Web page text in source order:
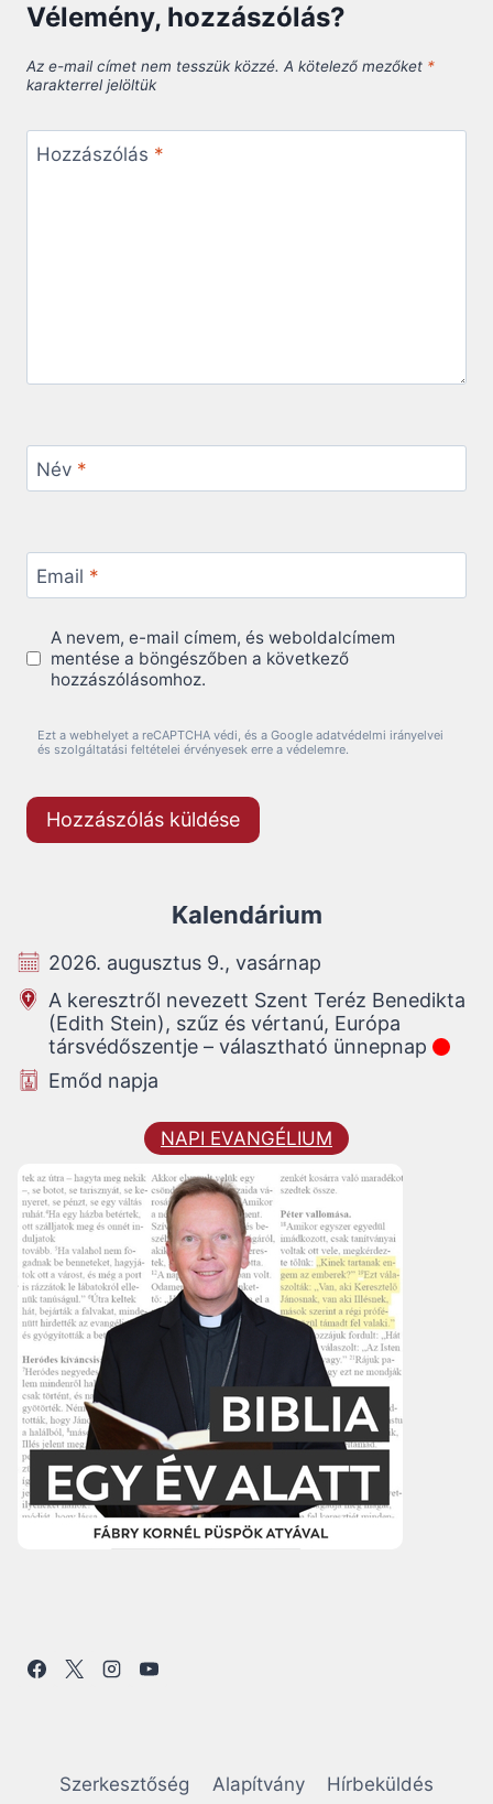
Vélemény, hozzászólás?
Az e-mail címet nem tesszük közzé. A kötelező mezőket *
karakterrel jelöltük
Hozzászólás *
Név *
Email *
A nevem, e-mail címem, és weboldalcímem
mentése a böngészőben a következő
hozzászólásomhoz.
Ezt a webhelyet a reCAPTCHA védi, és a Google adatvédelmi irányelvei
és szolgáltatási feltételei érvényesek erre a védelemre.
Kalendárium
2026. augusztus 9., vasárnap
A keresztről nevezett Szent Teréz Benedikta
(Edith Stein), szűz és vértanú, Európa
társvédőszentje – választható ünnepnap
Emőd napja
NAPI EVANGÉLIUM
Szerkesztőség Alapítvány Hírbeküldés